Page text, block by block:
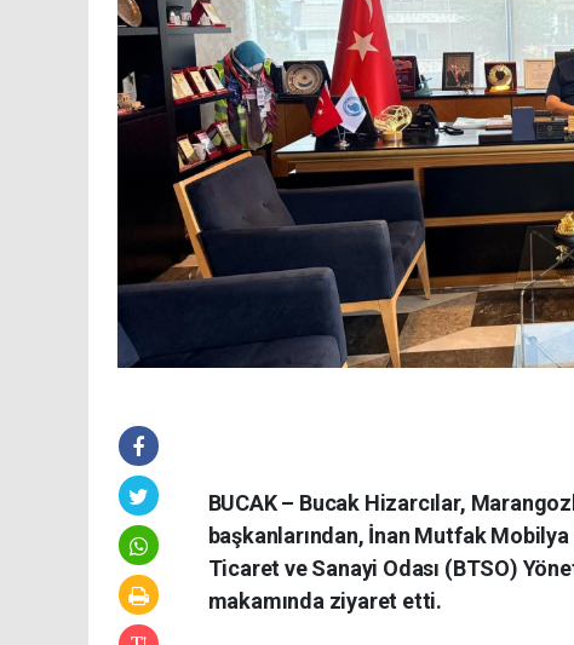
BUCAK – Bucak Hizarcılar,
başkanlarından, İnan Mutfak
Ticaret ve Sanayi Odası (BTSO)
makamında ziyaret etti.